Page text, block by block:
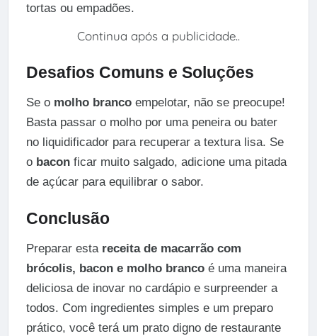
tortas ou empadões.
Continua após a publicidade..
Desafios Comuns e Soluções
Se o molho brancoempelotar, não se preocupe!
Basta passar o molho por uma peneira ou bater
no liquidificador para recuperar a textura lisa. Se
o baconficar muito salgado, adicione uma pitada
de açúcar para equilibrar o sabor.
Conclusão
Preparar esta receita de macarrão com
brócolis, bacon e molho brancoé uma maneira
deliciosa de inovar no cardápio e surpreender a
todos. Com ingredientes simples e um preparo
prático, você terá um prato digno de restaurante